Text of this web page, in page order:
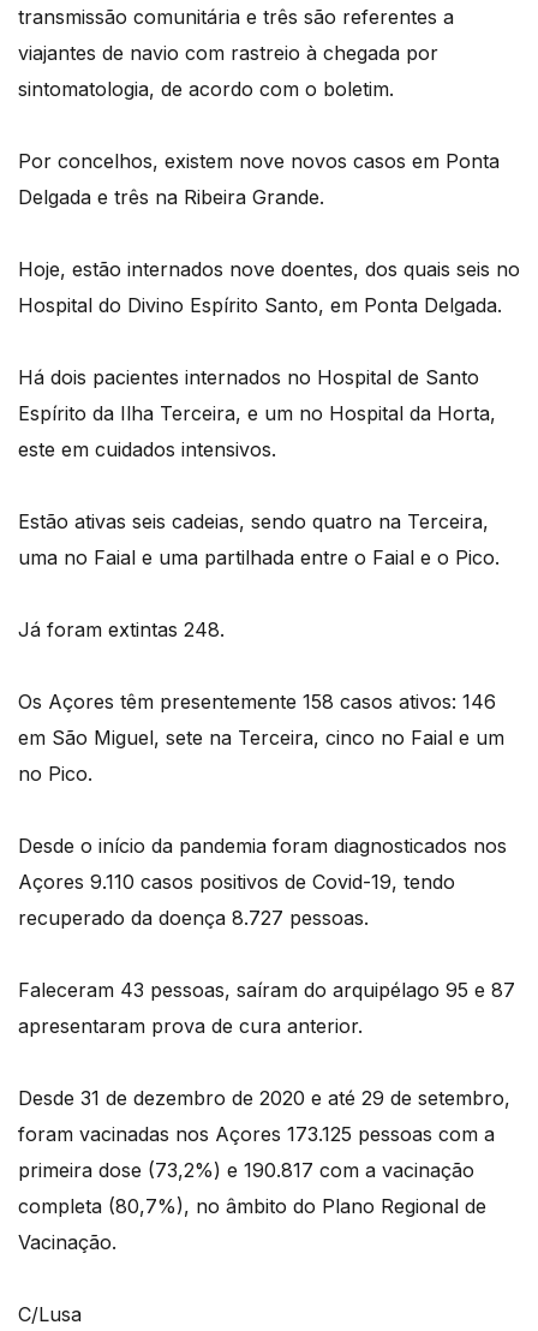
transmissão comunitária e três são referentes a
viajantes de navio com rastreio à chegada por
sintomatologia, de acordo com o boletim.
Por concelhos, existem nove novos casos em Ponta
Delgada e três na Ribeira Grande.
Hoje, estão internados nove doentes, dos quais seis no
Hospital do Divino Espírito Santo, em Ponta Delgada.
Há dois pacientes internados no Hospital de Santo
Espírito da Ilha Terceira, e um no Hospital da Horta,
este em cuidados intensivos.
Estão ativas seis cadeias, sendo quatro na Terceira,
uma no Faial e uma partilhada entre o Faial e o Pico.
Já foram extintas 248.
Os Açores têm presentemente 158 casos ativos: 146
em São Miguel, sete na Terceira, cinco no Faial e um
no Pico.
Desde o início da pandemia foram diagnosticados nos
Açores 9.110 casos positivos de Covid-19, tendo
recuperado da doença 8.727 pessoas.
Faleceram 43 pessoas, saíram do arquipélago 95 e 87
apresentaram prova de cura anterior.
Desde 31 de dezembro de 2020 e até 29 de setembro,
foram vacinadas nos Açores 173.125 pessoas com a
primeira dose (73,2%) e 190.817 com a vacinação
completa (80,7%), no âmbito do Plano Regional de
Vacinação.
C/Lusa